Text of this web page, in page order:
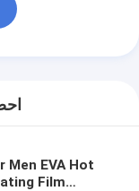
Men EVA Hot
Film